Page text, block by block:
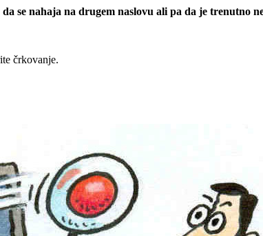
se nahaja na drugem naslovu ali pa da je trenutno
črkovanje.